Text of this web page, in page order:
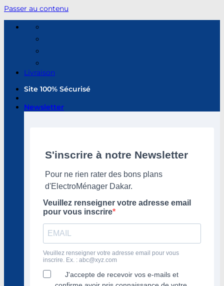
Passer au contenu
Livraison
Site 100% Sécurisé
Newsletter
S'inscrire à notre Newsletter
Pour ne rien rater des bons plans
d'ElectroMénager Dakar.
Veuillez renseigner votre adresse email
pour vous inscrire
Veuillez renseigner votre adresse email pour vous
inscrire. Ex. : abc@xyz.com
J'accepte de recevoir vos e-mails et